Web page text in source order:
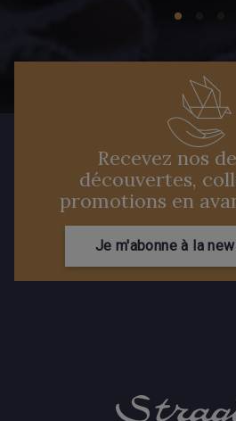
Recevez nos
découvertes,
promotions en
Je m'abonne à la